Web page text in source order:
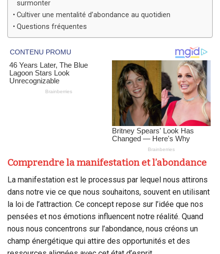
surmonter
Cultiver une mentalité d’abondance au quotidien
Questions fréquentes
Comprendre la manifestation et l’abondance
La manifestation est le processus par lequel nous attirons
dans notre vie ce que nous souhaitons, souvent en utilisant
la loi de l’attraction. Ce concept repose sur l’idée que nos
pensées et nos émotions influencent notre réalité. Quand
nous nous concentrons sur l’abondance, nous créons un
champ énergétique qui attire des opportunités et des